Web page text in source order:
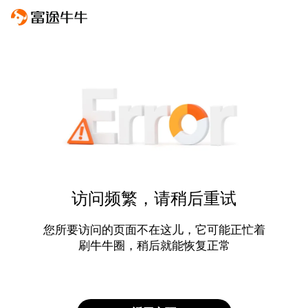
访问频繁，请稍后重试
您所要访问的页面不在这儿，它可能正忙着
刷牛牛圈，稍后就能恢复正常